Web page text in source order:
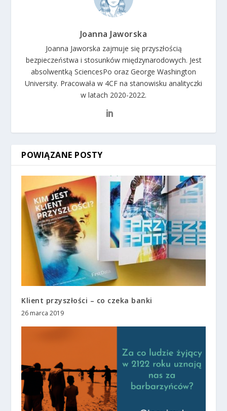
Joanna Jaworska
Joanna Jaworska zajmuje się przyszłością
bezpieczeństwa i stosunków międzynarodowych. Jest
absolwentką SciencesPo oraz George Washington
University. Pracowała w 4CF na stanowisku analityczki
w latach 2020-2022.
POWIĄZANE POSTY
Klient przyszłości – co czeka banki
26 marca 2019